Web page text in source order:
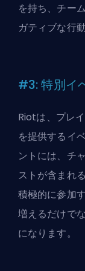
を持ち、チー
ガティブな行
#3: 特別イ
Riotは、プレ
を提供するイ
ントには、チ
ストが含まれ
積極的に参加
増えるだけで
になります。